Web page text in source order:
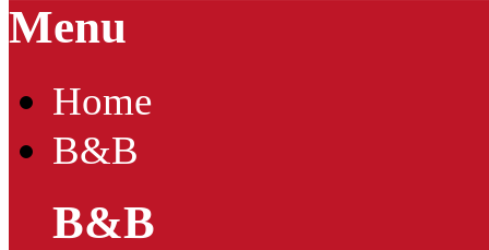
Menu
Home
B&B
B&B